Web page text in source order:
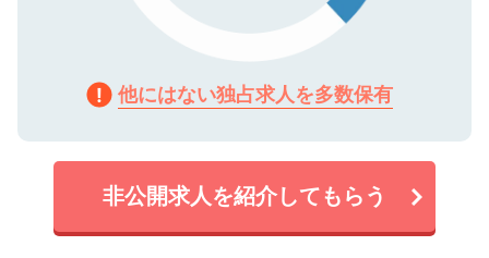
他にはない独占求人を多数保有
非公開求人を紹介してもらう